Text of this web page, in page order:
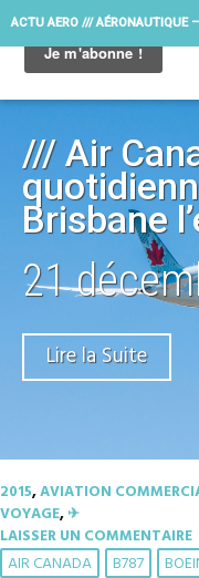
ACTU AERO /// AÉRONAUTIQUE
/// Air
Brisbane
21
Lire la Suite
2015,AVIATION
VOYAGE,✈︎
LAISSER UN COMMENTAIRE
AIR CANADA B787